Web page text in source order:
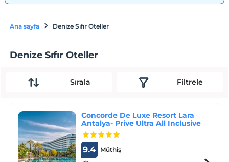
Ana sayfa Denize Sıfır Oteller
Denize Sıfır Oteller
Sırala Filtrele
Concorde De Luxe Resort Lara
Antalya- Prive Ultra All Inclusive
Müthiş
9.4